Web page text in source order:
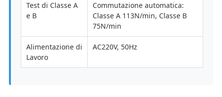
Test di Classe A
e B
Commutazione automatica:
Classe A 113N/min, Classe B
75N/min
Alimentazione di
Lavoro
AC220V, 50Hz